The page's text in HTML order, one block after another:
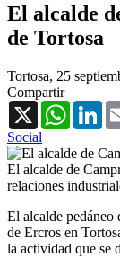
El alcalde
de Tortosa
Tortosa, 25
Compartir
X
Social
El alcalde de
relaciones
El alcalde pedáneo
de Ercros en
la actividad que se